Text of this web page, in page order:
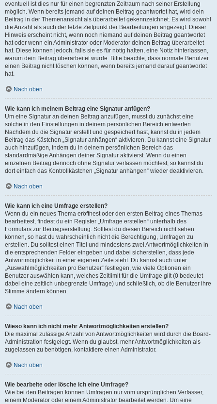
eventuell ist dies nur für einen begrenzten Zeitraum nach seiner Erstellung
möglich. Wenn bereits jemand auf deinen Beitrag geantwortet hat, wird dein
Beitrag in der Themenansicht als überarbeitet gekennzeichnet. Es wird sowohl
die Anzahl als auch der letzte Zeitpunkt der Bearbeitungen angezeigt. Dieser
Hinweis erscheint nicht, wenn noch niemand auf deinen Beitrag geantwortet
hat oder wenn ein Administrator oder Moderator deinen Beitrag überarbeitet
hat. Diese können jedoch, falls sie es für nötig halten, eine Notiz hinterlassen,
warum dein Beitrag überarbeitet wurde. Bitte beachte, dass normale Benutzer
einen Beitrag nicht löschen können, wenn bereits jemand darauf geantwortet
hat.
Nach oben
Wie kann ich meinem Beitrag eine Signatur anfügen?
Um eine Signatur an deinen Beitrag anzufügen, musst du zunächst eine
solche in den Einstellungen in deinem persönlichen Bereich entwerfen.
Nachdem du die Signatur erstellt und gespeichert hast, kannst du in jedem
Beitrag das Kästchen „Signatur anhängen“ aktivieren. Du kannst eine Signatur
auch hinzufügen, indem du in deinem persönlichen Bereich das
standardmäßige Anhängen deiner Signatur aktivierst. Wenn du einen
einzelnen Beitrag dennoch ohne Signatur verfassen möchtest, so kannst du
dort einfach das Kontrollkästchen „Signatur anhängen“ wieder deaktivieren.
Nach oben
Wie kann ich eine Umfrage erstellen?
Wenn du ein neues Thema eröffnest oder den ersten Beitrag eines Themas
bearbeitest, findest du ein Register „Umfrage erstellen“ unterhalb des
Formulars zur Beitragserstellung. Solltest du diesen Bereich nicht sehen
können, so hast du wahrscheinlich nicht die Berechtigung, Umfragen zu
erstellen. Du solltest einen Titel und mindestens zwei Antwortmöglichkeiten in
die entsprechenden Felder eingeben und dabei sicherstellen, dass jede
Antwortmöglichkeit in einer eigenen Zeile steht. Du kannst auch unter
„Auswahlmöglichkeiten pro Benutzer“ festlegen, wie viele Optionen ein
Benutzer auswählen kann, welches Zeitlimit für die Umfrage gilt (0 bedeutet
dabei eine zeitlich unbegrenzte Umfrage) und schließlich, ob die Benutzer ihre
Stimme ändern können.
Nach oben
Wieso kann ich nicht mehr Antwortmöglichkeiten erstellen?
Die maximal zulässige Anzahl von Antwortmöglichkeiten wird durch die Board-
Administration festgelegt. Wenn du glaubst, mehr Antwortmöglichkeiten als
zugelassen zu benötigen, kontaktiere einen Administrator.
Nach oben
Wie bearbeite oder lösche ich eine Umfrage?
Wie bei den Beiträgen können Umfragen nur vom ursprünglichen Verfasser,
einem Moderator oder einem Administrator bearbeitet werden. Um eine